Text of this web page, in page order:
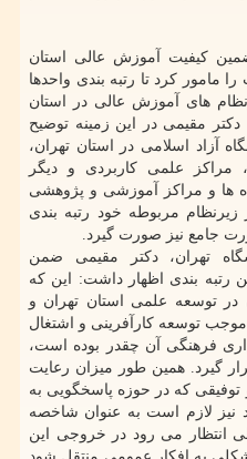
کیفیت آموزش عالی استان
مامور کرد تا رتبه بندی واحدها
های آموزش عالی در استان
دکتر مقیمی در این زمینه توضیح
آزاد اسلامی در استان تهران،
مراکز علمی کاربردی و دیگر
ها و مراکز آموزشی و پژوهشی
زیرنظام مربوطه خود رتبه بندی
جامع نیز صورت گیرد.
تهران، دکتر مقیمی ضمن
رتبه بندی اظهار داشت: این که
توسعه علمی استان تهران و
توسعه کارآفرینی و اشتغال
فرهنگی آن چقدر بوده است،
گیرد. همین طور میزان رعایت
توفیقی که در حوزه پاسخگویی به
نیز لازم است به عنوان شاخصه
انتظار می رود در خروجی این